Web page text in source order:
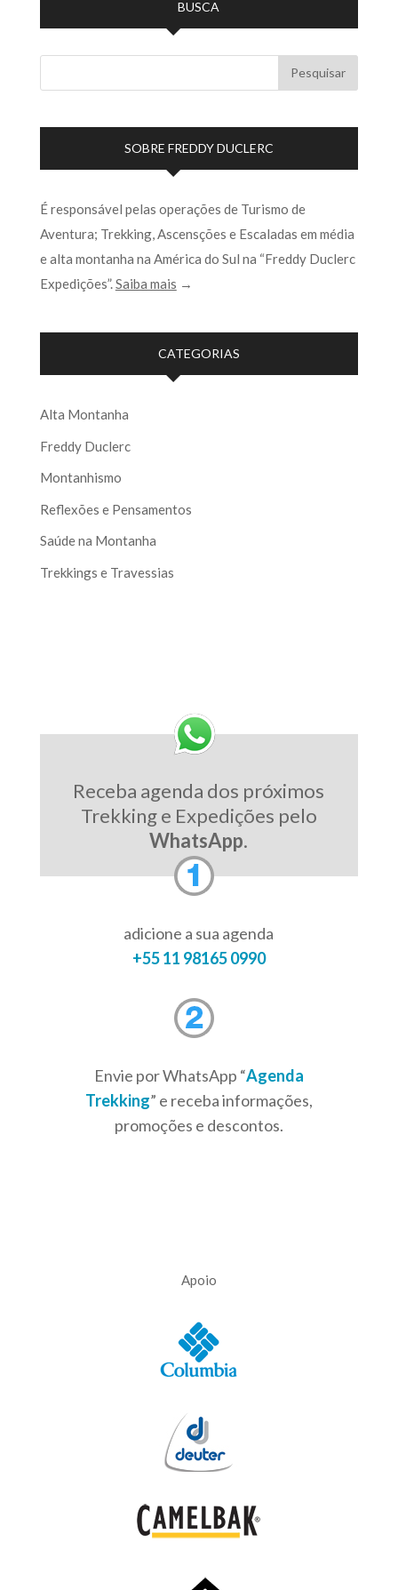
BUSCA
SOBRE FREDDY DUCLERC
É responsável pelas operações de Turismo de
Aventura; Trekking, Ascensções e Escaladas em média
e alta montanha na América do Sul na “Freddy Duclerc
Expedições”.Saiba mais →
CATEGORIAS
Alta Montanha
Freddy Duclerc
Montanhismo
Reflexões e Pensamentos
Saúde na Montanha
Trekkings e Travessias
Receba agenda dos próximos
Trekking e Expedições pelo
WhatsApp.
adicione a sua agenda
+55 11 98165 0990
Envie por WhatsApp “Agenda
Trekking” e receba informações,
promoções e descontos.
Apoio